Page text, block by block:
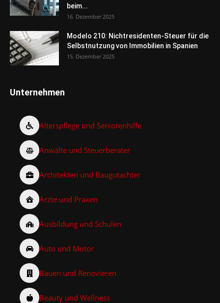
beim...
16. Dezember 2025
Modelo 210: Nichtresidenten-Steuer für die
Selbstnutzung von Immobilien in Spanien
15. Dezember 2025
Unternehmen
Alterspflege und Seniorenhilfe
Anwälte und Steuerberater
Architekten und Baugutachter
Ärzte und Praxen
Ausbildung und Schulen
Auto und Motor
Bauen und Renovieren
Beauty und Wellness